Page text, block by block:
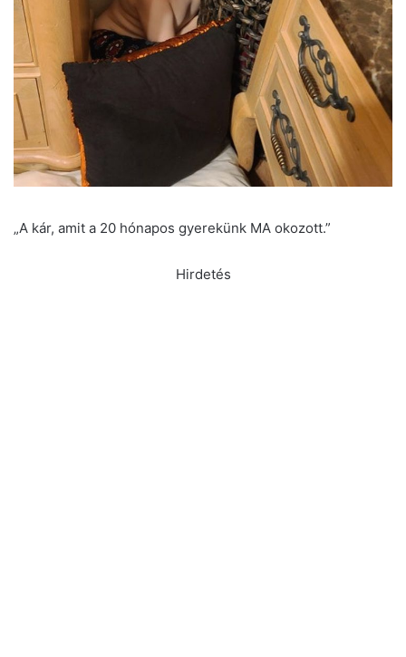
„A kár, amit a 20 hónapos gyerekünk MA okozott.”
Hirdetés